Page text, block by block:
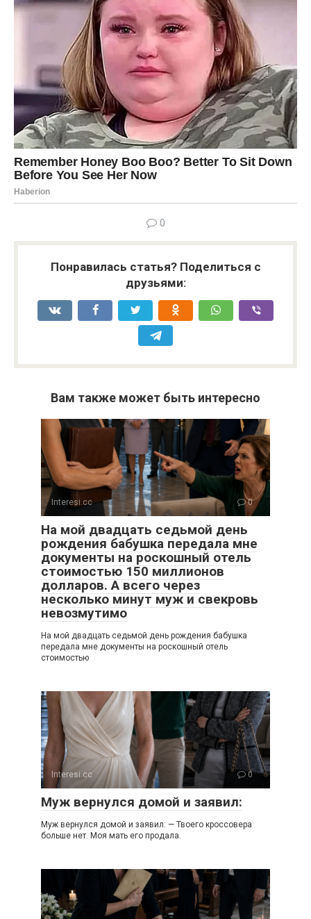
0
Понравилась статья? Поделиться с
друзьями:
Вам также может быть интересно
Interesi.cc 0
На мой двадцать седьмой день
рождения бабушка передала мне
документы на роскошный отель
стоимостью 150 миллионов
долларов. А всего через
несколько минут муж и свекровь
невозмутимо
На мой двадцать седьмой день рождения бабушка
передала мне документы на роскошный отель
стоимостью
Interesi.cc 0
Муж вернулся домой и заявил:
Муж вернулся домой и заявил: — Твоего кроссовера
больше нет. Моя мать его продала.